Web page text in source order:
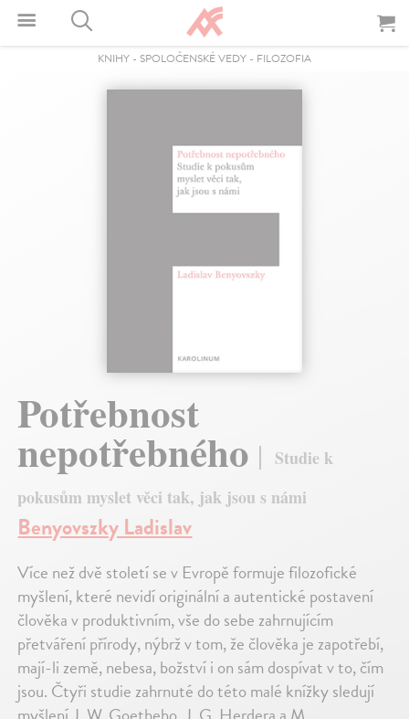
KNIHY - SPOLOČENSKÉ VEDY - FILOZOFIA
Potřebnost
nepotřebného
Studie k
pokusům myslet věci tak, jak jsou s námi
Benyovszky Ladislav
Více než dvě století se v Evropě formuje filozofické
myšlení, které nevidí originální a autentické postavení
člověka v produktivním, vše do sebe zahrnujícím
přetváření přírody, nýbrž v tom, že člověka je zapotřebí,
mají-li země, nebesa, božství i on sám dospívat v to, čím
jsou. Čtyři studie zahrnuté do této malé knížky sledují